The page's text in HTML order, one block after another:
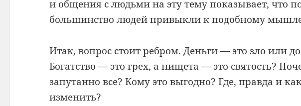
и общения с людьми на эту тему показывает, что
большинство людей привыкли к подобному
Итак, вопрос стоит ребром. Деньги — это зло или
Богатство — это грех, а нищета — это святость?
запутанно все? Кому это выгодно? Где, правда и
изменить?